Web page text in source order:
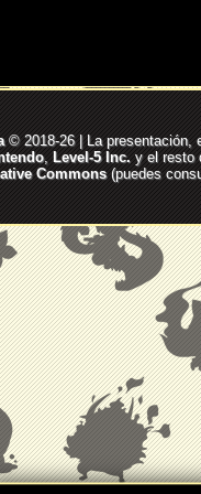
© 2018-26 | La presentación,
, Level-5 Inc.y el resto
Commons(puedes